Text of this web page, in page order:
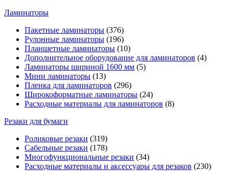
Ламинаторы
Пакетные ламинаторы (376)
Рулонные ламинаторы (196)
Планшетные ламинаторы (10)
Дополнительное оборудование для ламинаторов (4)
Ламинаторы шириной 1600 мм (5)
Мини ламинаторы (13)
Пленка для ламинаторов (296)
Широкоформатные ламинаторы (24)
Расходные материалы для ламинаторов (8)
Резаки для бумаги
Роликовые резаки (319)
Сабельные резаки (178)
Многофункциональные резаки (34)
Расходные материалы и аксессуары для резаков (230)